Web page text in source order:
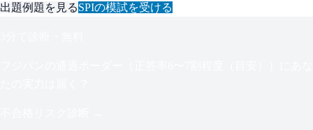
出題例題を見るSPIの模試を受ける